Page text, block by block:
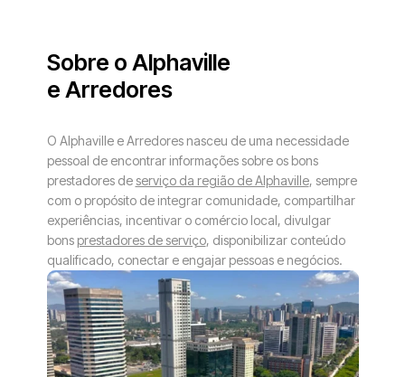
Sobre o Alphaville
e Arredores
O Alphaville e Arredores nasceu de uma necessidade
pessoal de encontrar informações sobre os bons
prestadores deserviço da região de Alphaville, sempre
com o propósito de integrar comunidade, compartilhar
experiências, incentivar o comércio local, divulgar
bons prestadores de serviço, disponibilizar conteúdo
qualificado, conectar e engajar pessoas e negócios.